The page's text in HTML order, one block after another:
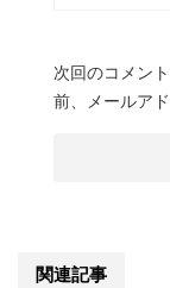
次回のコメン
前、メールア
関連記事